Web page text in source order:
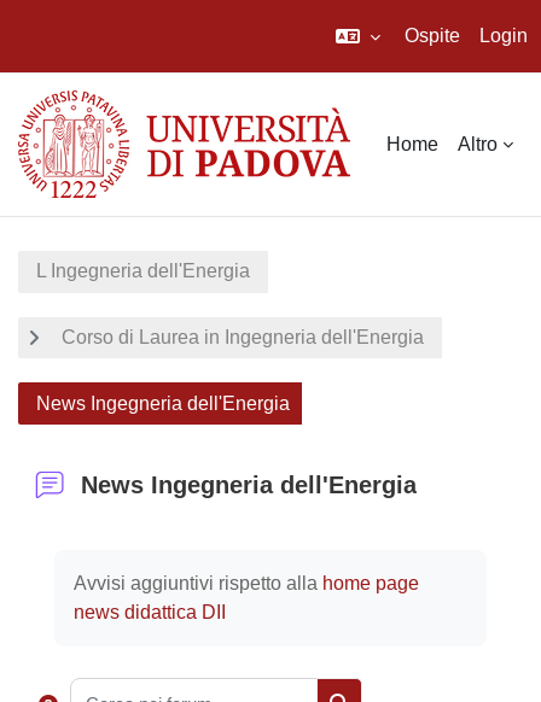
Ospite Login
Home Altro
L Ingegneria dell'Energia
Corso di Laurea in Ingegneria dell'Energia
News Ingegneria dell'Energia
News Ingegneria dell'Energia
Avvisi aggiuntivi rispetto alla home page
news didattica DII
Cerca nei forum